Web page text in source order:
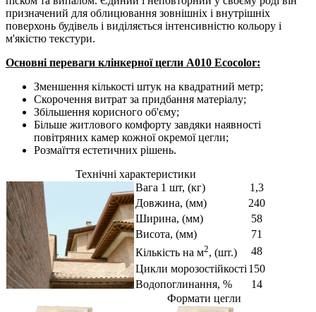
призначений для облицювання зовнішніх і внутрішніх
поверхонь будівель і виділяється інтенсивністю кольору і
м'якістю текстури.
Основні переваги клінкерної цегли A010 Ecocolor:
Зменшення кількості штук на квадратний метр;
Скорочення витрат за придбання матеріалу;
Збільшення корисного об'єму;
Більше житлового комфорту завдяки наявності
повітряних камер кожної окремої цегли;
Розмаїття естетичних рішень.
Технічні характеристики
Вага 1 шт, (кг)
1,3
Довжина, (мм)
240
Ширина, (мм)
58
Висота, (мм)
71
Кількість на м2, (шт.)
48
Цикли морозостійкості 150
Водопоглинання, %
14
Формати цегли